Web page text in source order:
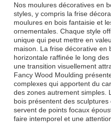
Nos moulures décoratives en
styles, y compris la frise
moulures en bois fantaisie et
ornementales. Chaque style
unique qui peut mettre en
maison. La frise décorative en
horizontale raffinée le long
une transition visuellement
Fancy Wood Moulding
complexes qui apportent du
des zones autrement simples.
bois présentent des
servent de points focaux
faire intemporel et une